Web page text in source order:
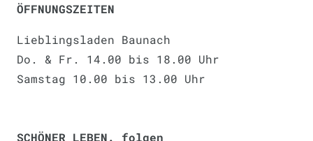
ÖFFNUNGSZEITEN
Lieblingsladen Baunach
Do. & Fr. 14.00 bis 18.00 Uhr
Samstag 10.00 bis 13.00 Uhr
SCHÖNER LEBEN. folgen